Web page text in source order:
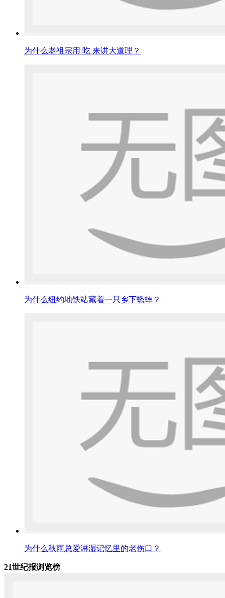
为什么老祖宗用 吃 来讲大道理？
为什么纽约地铁站藏着一只乡下蟋蟀？
为什么秋雨总爱淋湿记忆里的老伤口？
21世纪报浏览榜